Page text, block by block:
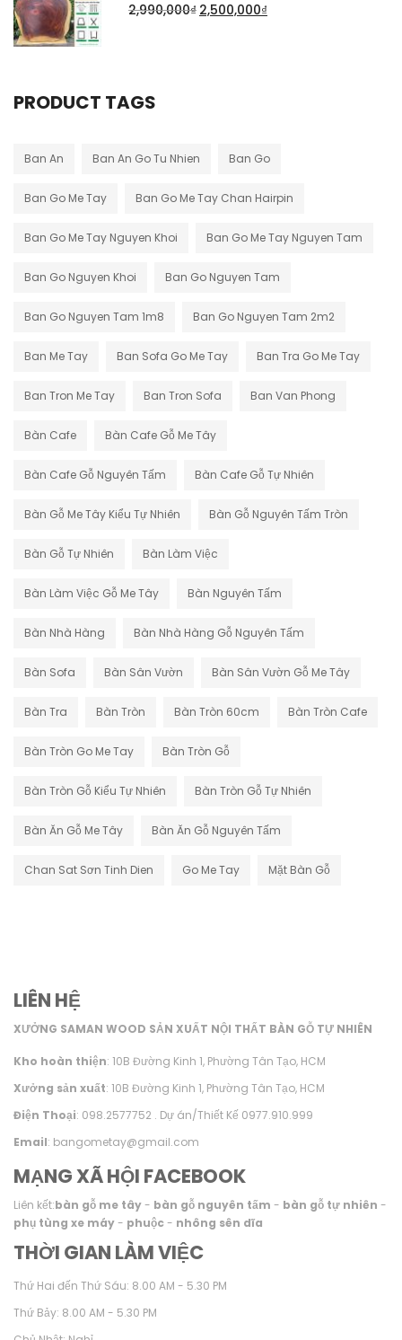
2,990,000₫ 2,500,000₫
PRODUCT TAGS
Ban An Ban An Go Tu Nhien Ban Go
Ban Go Me Tay Ban Go Me Tay Chan Hairpin
Ban Go Me Tay Nguyen Khoi Ban Go Me Tay Nguyen Tam
Ban Go Nguyen Khoi Ban Go Nguyen Tam
Ban Go Nguyen Tam 1m8 Ban Go Nguyen Tam 2m2
Ban Me Tay Ban Sofa Go Me Tay Ban Tra Go Me Tay
Ban Tron Me Tay Ban Tron Sofa Ban Van Phong
Bàn Cafe Bàn Cafe Gỗ Me Tây
Bàn Cafe Gỗ Nguyên Tấm Bàn Cafe Gỗ Tự Nhiên
Bàn Gỗ Me Tây Kiểu Tự Nhiên Bàn Gỗ Nguyên Tấm Tròn
Bàn Gỗ Tự Nhiên Bàn Làm Việc
Bàn Làm Việc Gỗ Me Tây Bàn Nguyên Tấm
Bàn Nhà Hàng Bàn Nhà Hàng Gỗ Nguyên Tấm
Bàn Sofa Bàn Sân Vườn Bàn Sân Vườn Gỗ Me Tây
Bàn Tra Bàn Tròn Bàn Tròn 60cm Bàn Tròn Cafe
Bàn Tròn Go Me Tay Bàn Tròn Gỗ
Bàn Tròn Gỗ Kiểu Tự Nhiên Bàn Tròn Gỗ Tự Nhiên
Bàn Ăn Gỗ Me Tây Bàn Ăn Gỗ Nguyên Tấm
Chan Sat Sơn Tinh Dien Go Me Tay Mặt Bàn Gỗ
LIÊN HỆ
XƯỞNG SAMAN WOOD SẢN XUẤT NỘI THẤT BÀN GỖ TỰ NHIÊN
Kho hoàn thiện: 10B Đường Kinh 1, Phường Tân Tạo, HCM
Xưởng sản xuất: 10B Đường Kinh 1, Phường Tân Tạo, HCM
Điện Thoại: 098.2577752 . Dự án/Thiết Kế 0977.910.999
Email: bangometay@gmail.com
MẠNG XÃ HỘI FACEBOOK
Liên kết:bàn gỗ me tây- bàn gỗ nguyên tấm - bàn gỗ tự nhiên -
phụ tùng xe máy- phuộc- nhông sên dĩa
THỜI GIAN LÀM VIỆC
Thứ Hai đến Thứ Sáu: 8.00 AM - 5.30 PM
Thứ Bảy: 8.00 AM - 5.30 PM